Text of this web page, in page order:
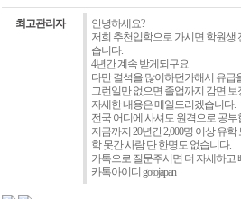
가
자최고관리자
안녕하세요?
저희 추천입학으로 가시면 학원생
습니다.
4년간 계속 받게되구요
다만 결석을 많이하던가해서 유급
그런일만 없으면 졸업까지 감면 보
자세한 내용은 메일드리겠습니다.
전국 어디에 사셔도 원격으로 공부
지금까지 20년간 2,000명 이상 유
학 못간 사람 단 한명도 없습니다.
카톡으로 질문주시면 더 자세하고
카톡아이디 gotojapan